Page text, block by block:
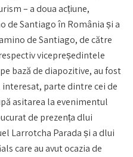
– a doua acțiune,
de Santiago în România și a
de Santiago, de către
vicepreședintele
bază de diapozitive, au fost
parte dintre cei de
asitarea la evenimentul
de prezența dlui
Larrotcha Parada și a dlui
care au avut ocazia de